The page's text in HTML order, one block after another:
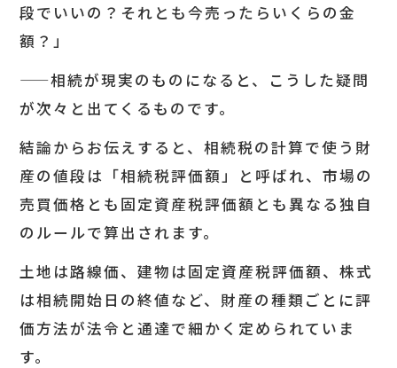
段でいいの？それとも今売ったらいくらの金
額？」
——相続が現実のものになると、こうした疑問
が次々と出てくるものです。
結論からお伝えすると、相続税の計算で使う財
産の値段は「相続税評価額」と呼ばれ、市場の
売買価格とも固定資産税評価額とも異なる独自
のルールで算出されます。
土地は路線価、建物は固定資産税評価額、株式
は相続開始日の終値など、財産の種類ごとに評
価方法が法令と通達で細かく定められていま
す。